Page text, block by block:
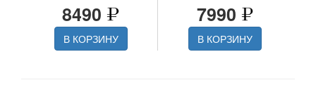
8490
В КОРЗИНУ
7990
В КОРЗИНУ